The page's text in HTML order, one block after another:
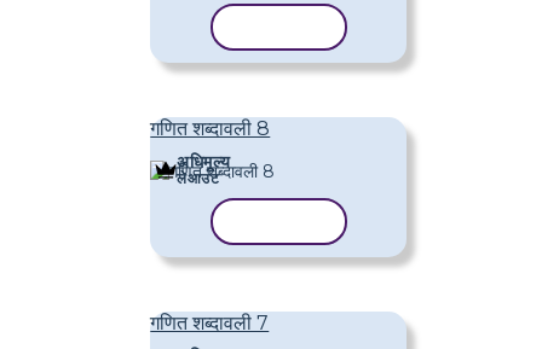
गणित शब्दावली 8
अधिमूल्य
लेआउट
गणित शब्दावली 7